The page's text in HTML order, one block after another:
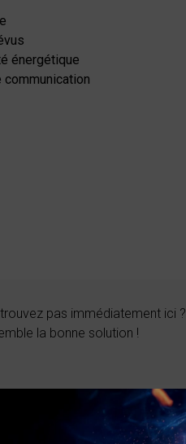
énergétique
pas immédiatement ici ?
la bonne solution !